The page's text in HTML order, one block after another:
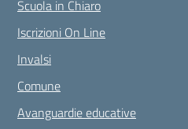
Scuola in Chiaro
Iscrizioni On Line
Invalsi
Comune
Avanguardie educative